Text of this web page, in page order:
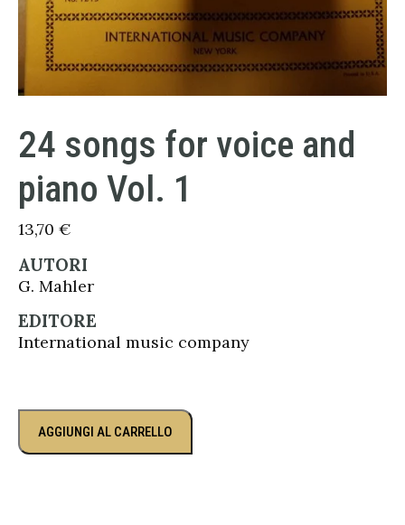
24 songs for voice and
piano Vol. 1
13,70 €
AUTORI
G. Mahler
EDITORE
International music company
AGGIUNGI AL CARRELLO